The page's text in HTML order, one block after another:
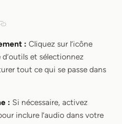
: Cliquez sur l’icône
et sélectionnez
tout ce qui se passe dans
: Si nécessaire, activez
inclure l’audio dans votre